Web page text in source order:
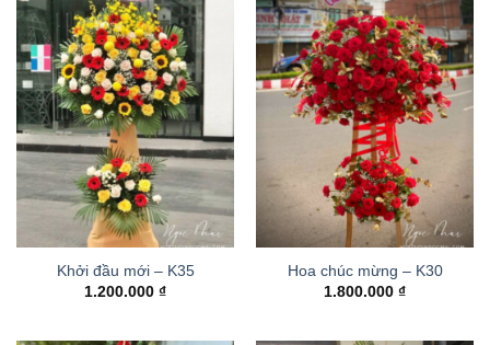
Khởi đầu mới – K35
1.200.000 ₫
Hoa chúc mừng – K30
1.800.000 ₫